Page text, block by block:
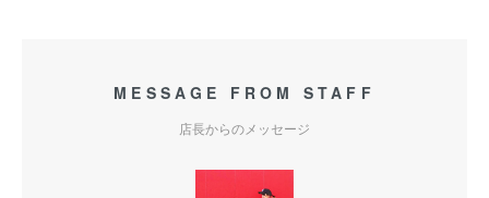
MESSAGE FROM STAFF
店長からのメッセージ